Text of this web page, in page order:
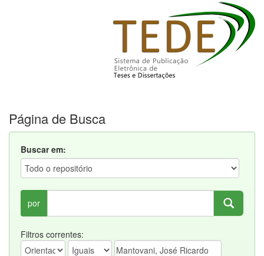
Página de Busca
Buscar em:
por
Filtros correntes: